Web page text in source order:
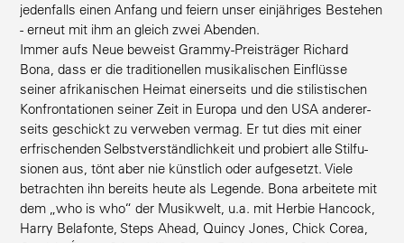
jeden­falls einen Anfang und feiern unser einjäh­riges Bestehen
- erneut mit ihm an gleich zwei Abenden.
Immer aufs Neue beweist Grammy-Preis­träger Richard
Bona, dass er die tradi­tio­nellen musika­li­schen Einflüsse
seiner afrika­ni­schen Heimat einer­seits und die stilis­ti­schen
Konfron­ta­tionen seiner Zeit in Europa und den USA anderer­
seits geschickt zu verweben vermag. Er tut dies mit einer
erfri­schenden Selbst­ver­ständ­lichkeit und probiert alle Stilfu­
sionen aus, tönt aber nie künstlich oder aufge­setzt. Viele
betrachten ihn bereits heute als Legende. Bona arbeitete mit
dem „who is who“ der Musikwelt, u.a. mit Herbie Hancock,
Harry Belafonte, Steps Ahead, Quincy Jones, Chick Corea,